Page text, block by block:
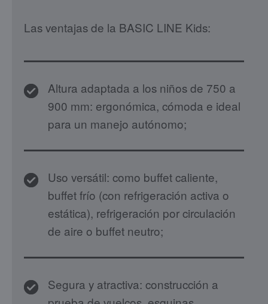
Las ventajas de la BASIC LINE Kids:
Altura adaptada a los niños de 750 a
900 mm: ergonómica, cómoda e ideal
para un manejo autónomo;
Uso versátil: como buffet caliente,
buffet frío (con refrigeración activa o
estática), refrigeración por circulación
de aire o buffet neutro;
Segura y atractiva: construcción a